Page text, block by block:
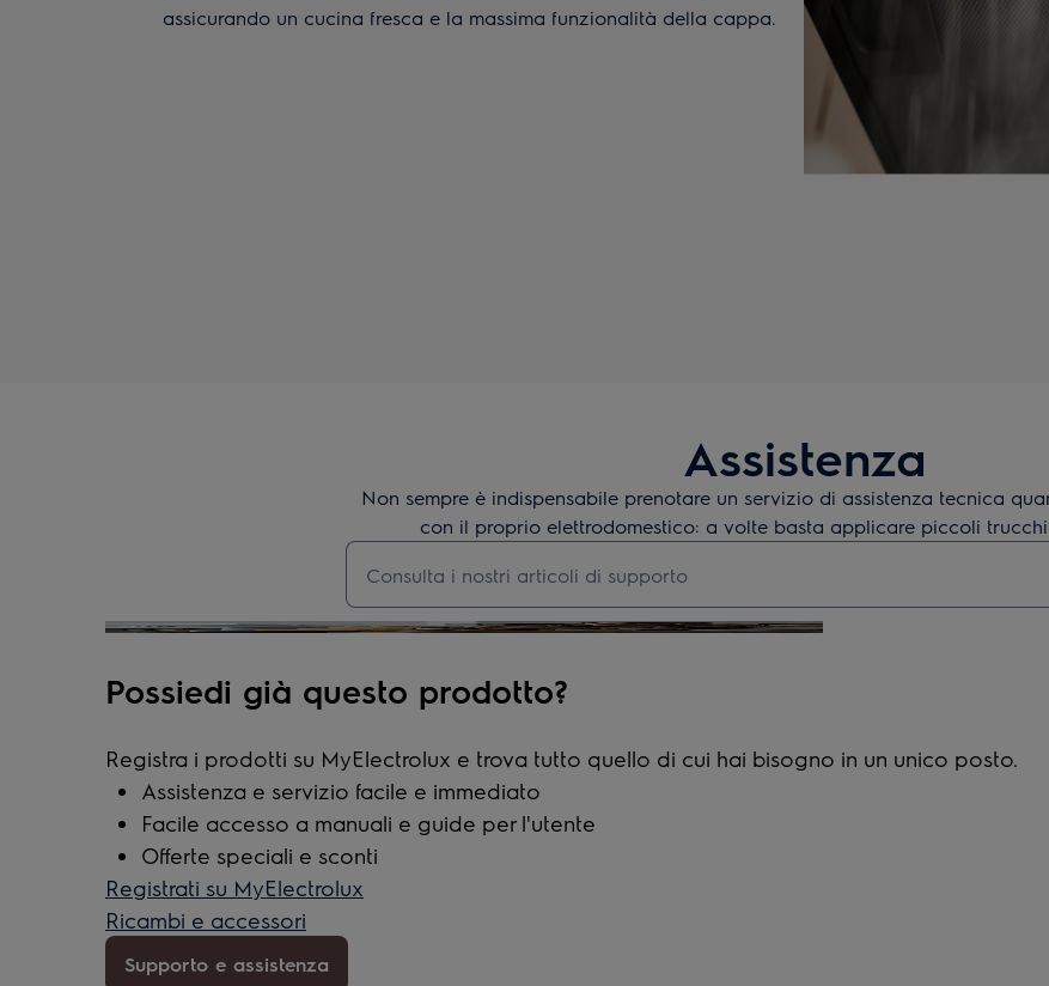
assicurando un cucina fresca e la massima funzionalità della cappa.
Assistenza
Non sempre è indispensabile prenotare un servizio di assistenza tecnica
con il proprio elettrodomestico: a volte basta applicare piccoli trucchi
Digita per cercare articoli di supporto
Possiedi già questo prodotto?
Registra i prodotti su MyElectrolux e trova tutto quello di cui hai bisogno in un unico posto.
Assistenza e servizio facile e immediato
Facile accesso a manuali e guide per l'utente
Offerte speciali e sconti
Registrati su MyElectrolux
Ricambi e accessori
Supporto e assistenza